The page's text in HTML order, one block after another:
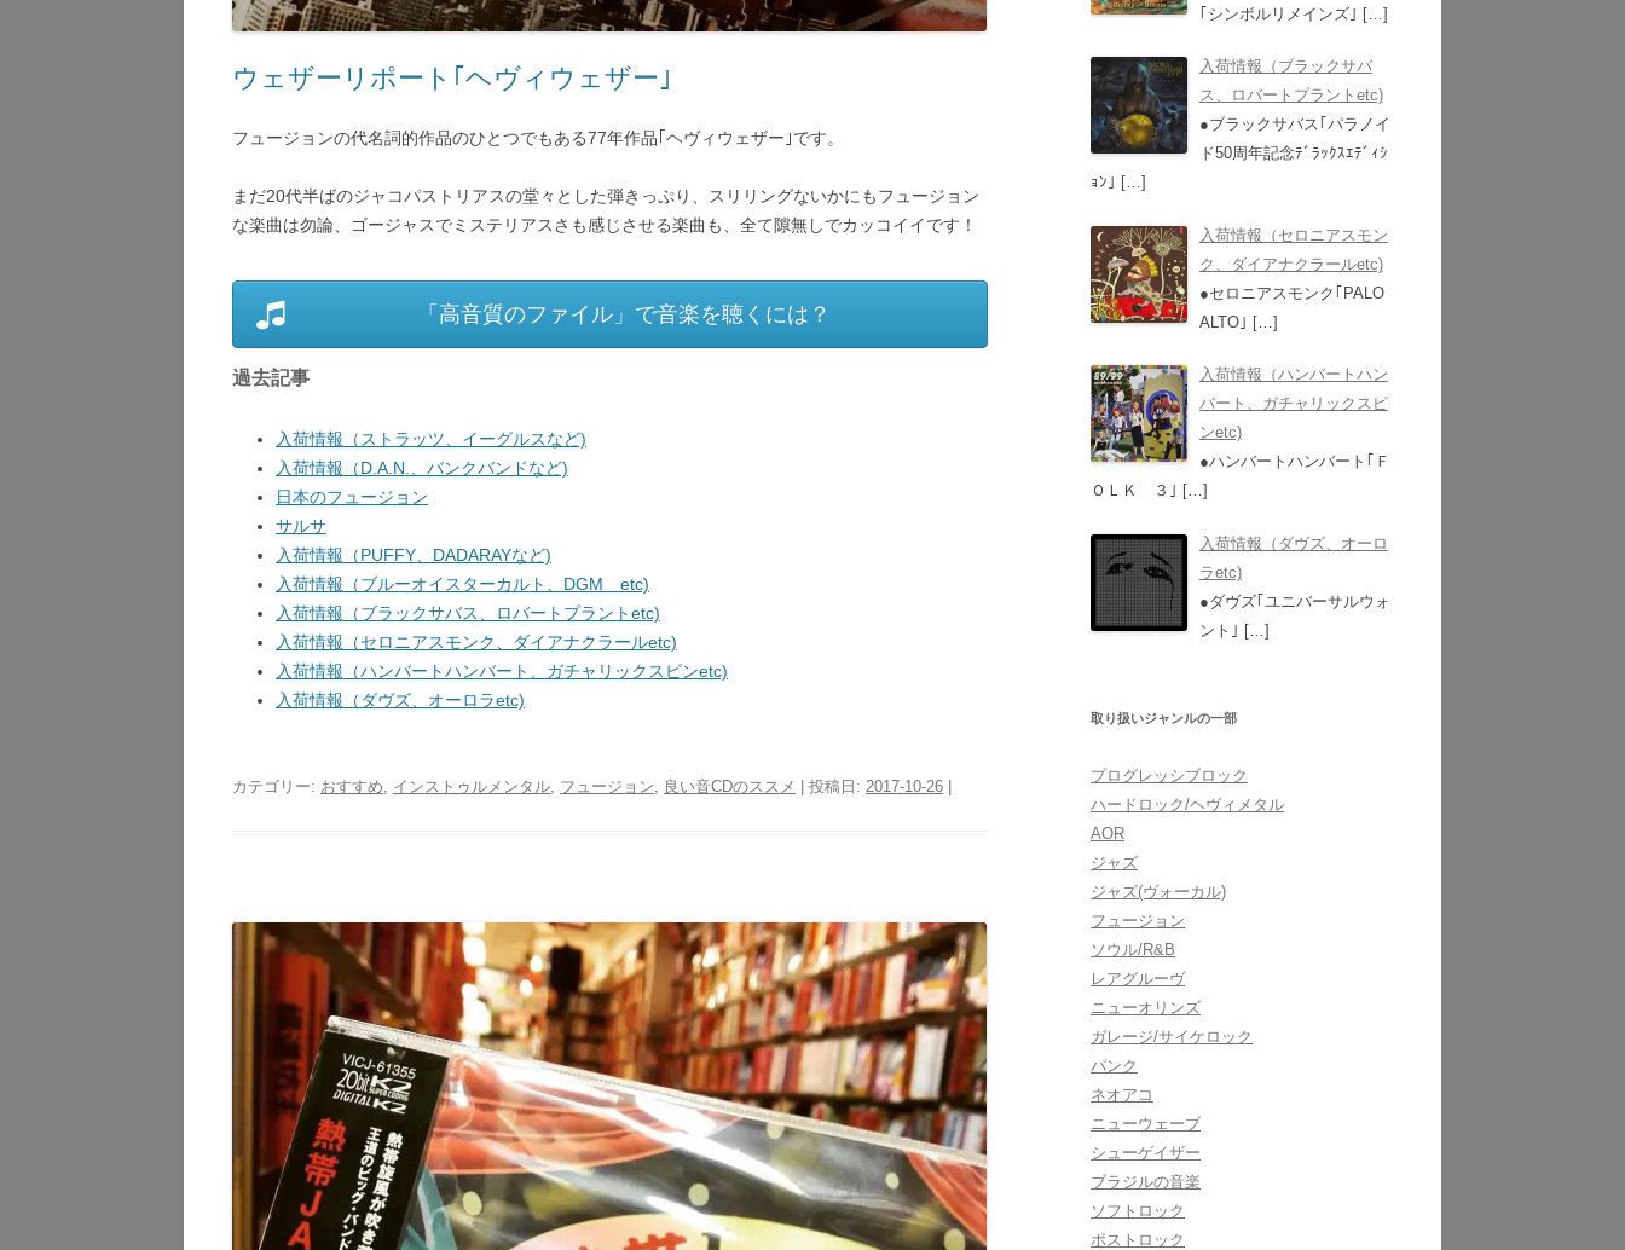
ウェザーリポート｢ヘヴィウェザー｣
フュージョンの代名詞的作品のひとつでもある77年作品｢ヘヴィウェザー｣です。
まだ20代半ばのジャコパストリアスの堂々とした弾きっぷり、スリリングないかにもフュージョン
な楽曲は勿論、ゴージャスでミステリアスさも感じさせる楽曲も、全て隙無しでカッコイイです！
「高音質のファイル」で音楽を聴くには？
過去記事
入荷情報（ストラッツ、イーグルスなど)
入荷情報（D.A.N.、バンクバンドなど)
日本のフュージョン
サルサ
入荷情報（PUFFY、DADARAYなど)
入荷情報（ブルーオイスターカルト、DGM etc)
入荷情報（ブラックサバス、ロバートプラントetc)
入荷情報（セロニアスモンク、ダイアナクラールetc)
入荷情報（ハンバートハンバート、ガチャリックスピンetc)
入荷情報（ダヴズ、オーロラetc)
カテゴリー: おすすめ, インストゥルメンタル, フュージョン, 良い音CDのススメ | 投稿日: 2017-10-26
｢シンボルリメインズ｣ […]
入荷情報（ブラックサバ
ス、ロバートプラントetc)
●ブラックサバス｢パラノイ
ド50周年記念ﾃﾞﾗｯｸｽｴﾃﾞｨｼ
ｮﾝ｣ […]
入荷情報（セロニアスモン
ク、ダイアナクラールetc)
●セロニアスモンク｢PALO
ALTO｣ […]
入荷情報（ハンバートハン
バート、ガチャリックスピ
ンetc)
●ハンバートハンバート｢Ｆ
ＯＬＫ ３｣ […]
入荷情報（ダヴズ、オーロ
ラetc)
●ダヴズ｢ユニバーサルウォ
ント｣ […]
取り扱いジャンルの一部
プログレッシブロック
ハードロック/ヘヴィメタル
AOR
ジャズ
ジャズ(ヴォーカル)
フュージョン
ソウル/R&B
レアグルーヴ
ニューオリンズ
ガレージ/サイケロック
パンク
ネオアコ
ニューウェーブ
シューゲイザー
ブラジルの音楽
ソフトロック
ポストロック